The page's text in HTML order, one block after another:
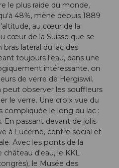
le plus raide du monde,
48%, mène depuis 1889
au cœur de la
cœur de la Suisse que se
latéral du lac des
toujours l'eau, dans une
intéressante, on
de verre de Hergiswil.
peut observer les souffleurs
le verre. Une croix vue du
compliquée le long du lac :
En passant devant de jolis
à Lucerne, centre social et
Avec les ponts de la
château d'eau, le KKL
le Musée des